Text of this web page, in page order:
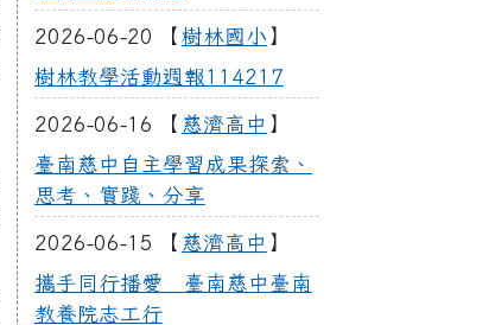
2026-06-20 【 樹林國小 】
樹林教學活動週報114217
2026-06-16 【 慈濟高中 】
臺南慈中自主學習成果探索、
思考、實踐、分享
2026-06-15 【 慈濟高中 】
攜手同行播愛 臺南慈中臺南
教養院志工行